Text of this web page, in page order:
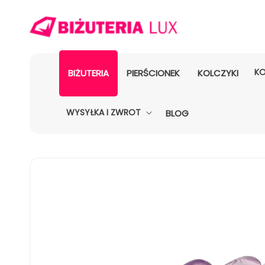
BIŻUTERIA PIERŚCIONEK KOLCZYKI
WYSYŁKA I ZWROT BLOG